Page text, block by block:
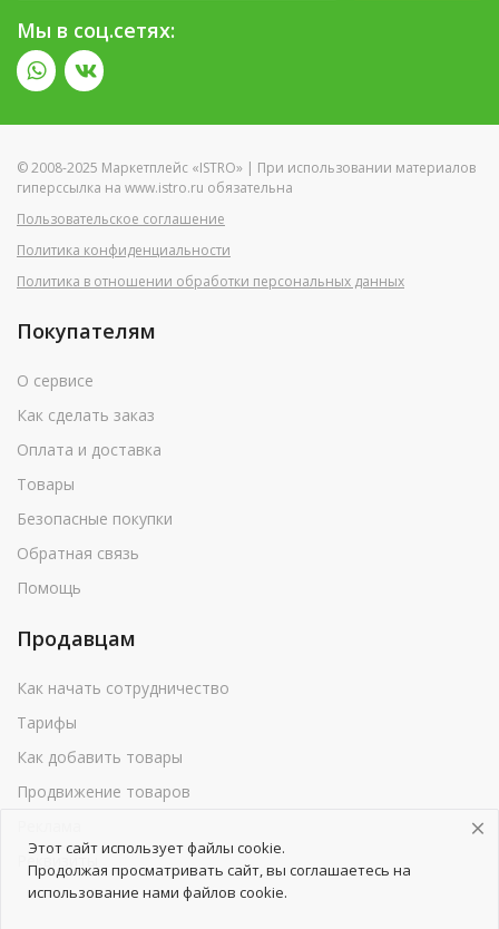
Мы в соц.сетях:
© 2008-2025 Маркетплейс «ISTRO» | При использовании материалов
гиперссылка на www.istro.ru обязательна
Пользовательское соглашение
Политика конфиденциальности
Политика в отношении обработки персональных данных
Покупателям
О сервисе
Как сделать заказ
Оплата и доставка
Товары
Безопасные покупки
Обратная связь
Помощь
Продавцам
Как начать сотрудничество
Тарифы
Как добавить товары
Продвижение товаров
Реквизиты
Этот сайт использует файлы cookie.
Продолжая просматривать сайт, вы соглашаетесь на
использование нами файлов cookie.